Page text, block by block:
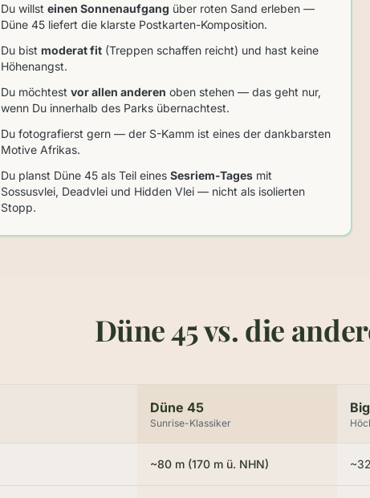
Du willst einen Sonnenaufgang über roten Sand erleben —
Düne 45 liefert die klarste Postkarten-Komposition.
Du bist moderat fit (Treppen schaffen reicht) und hast keine
Höhenangst.
Du möchtest vor allen anderen oben stehen — das geht nur,
wenn Du innerhalb des Parks übernachtest.
Du fotografierst gern — der S-Kamm ist eines der dankbarsten
Motive Afrikas.
Du planst Düne 45 als Teil eines Sesriem-Tages mit
Sossusvlei, Deadvlei und Hidden Vlei — nicht als isolierten
Stopp.
Düne 45 vs. die
Düne 45
Sunrise-Klassiker
~80 m (170 m ü. NHN)